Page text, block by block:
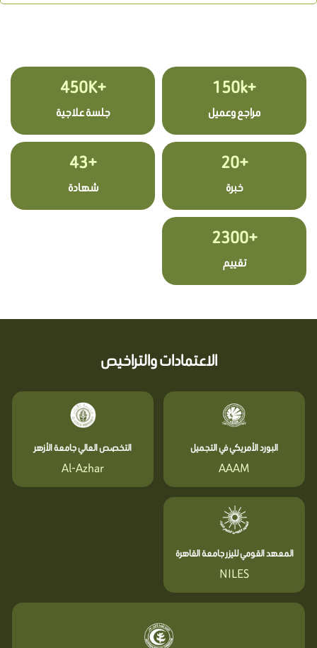
+150k
مراجع وعميل
+450K
جلسة علاجية
+20
خبرة
+43
شهادة
+2300
تقييم
الاعتمادات والتراخيص
البورد الأمريكي في التجميل
AAAM
التخصص العالي جامعة الأزهر
Al-Azhar
المعهد القومي لليزر جامعة القاهرة
NILES